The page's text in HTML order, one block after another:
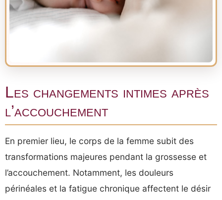
Les changements intimes après
l’accouchement
En premier lieu, le corps de la femme subit des
transformations majeures pendant la grossesse et
l’accouchement. Notamment, les douleurs
périnéales et la fatigue chronique affectent le désir